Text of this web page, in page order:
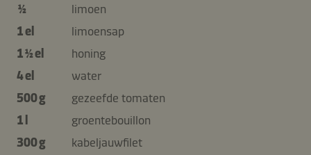
½
limoen
1 el
limoensap
1 ½ el
honing
4 el
water
500 g
gezeefde tomaten
1 l
groentebouillon
300 g
kabeljauwfilet